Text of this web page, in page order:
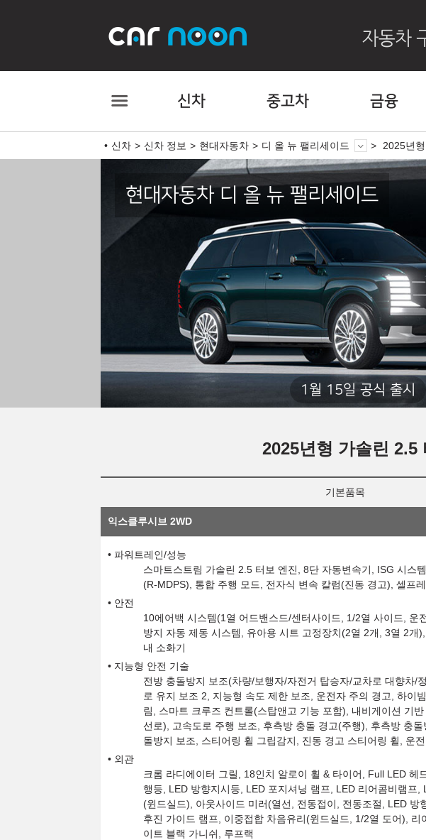
신차 중고차 금융
신차 신차 정보 현대자동차 디 올 뉴 팰리세이드 2025년
현대자동차 디 올 뉴 팰리세이드
1월 15일 공식 출시
2025년형 가솔린 2.5
기본품목
익스클루시브 2WD
파워트레인/성능
스마트스트림 가솔린 2.5 터보 엔진, 8단 자동변속기, ISG 시스
(R-MDPS), 통합 주행 모드, 전자식 변속 칼럼(진동 경고), 셀프
안전
10에어백 시스템(1열 어드밴스드/센터사이드, 1/2열 사이드, 운
방지 자동 제동 시스템, 유아용 시트 고정장치(2열 2개, 3열 2개
내 소화기
지능형 안전 기술
전방 충돌방지 보조(차량/보행자/자전거 탑승자/교차로 대향차/
로 유지 보조 2, 지능형 속도 제한 보조, 운전자 주의 경고, 하이
림, 스마트 크루즈 컨트롤(스탑앤고 기능 포함), 내비게이션 기
선로), 고속도로 주행 보조, 후측방 충돌 경고(주행), 후측방 충
돌방지 보조, 스티어링 휠 그립감지, 진동 경고 스티어링 휠, 운
외관
크롬 라디에이터 그릴, 18인치 알로이 휠 & 타이어, Full LED 헤
행등, LED 방향지시등, LED 포지셔닝 램프, LED 리어콤비램프,
(윈드실드), 아웃사이드 미러(열선, 전동접이, 전동조절, LED 방
후진 가이드 램프, 이중접합 차음유리(윈드실드, 1/2열 도어), 리
이트 블랙 가니쉬, 루프랙